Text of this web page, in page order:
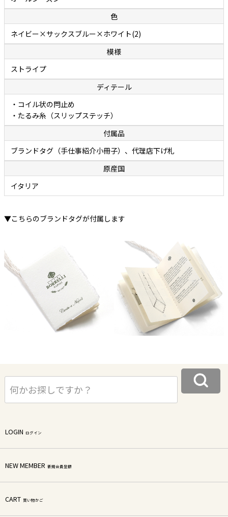
色
ネイビー×サックスブルー×ホワイト(2)
模様
ストライプ
ディテール
・コイル状の閂止め
・たるみ糸（スリップステッチ）
付属品
ブランドタグ（手仕事紹介小冊子）、代理店下げ札
原産国
イタリア
▼こちらのブランドタグが付属します
LOGIN ログイン
NEW MEMBER 新規会員登録
CART 買い物かご